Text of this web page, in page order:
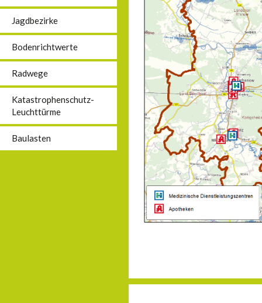
Jagdbezirke
Bodenrichtwerte
Radwege
Katastrophenschutz-
Leuchttürme
Baulasten